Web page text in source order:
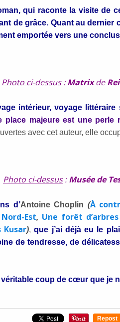
qui raconte la visite de
de grâce. Quant au dernier
emportée vers une
Photo ci-dessus:Matrixde
intérieur, voyage littéraire
place majeure est une perle
avec cet auteur, elle
Photo ci-dessus:Musée de
d’Antoine Choplin (À
Nord-Est, Une forêt
Kusar),que j’ai déjà eu le
de tendresse, de
véritable coup de cœur que je
Repost